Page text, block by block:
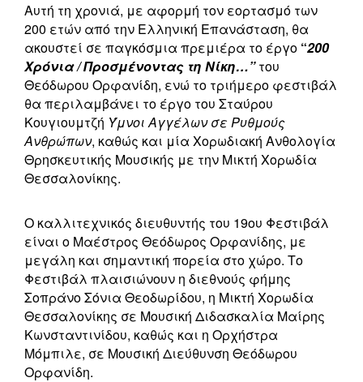
Αυτή τη χρονιά, με αφορμή τον εορτασμό των
200 ετών από την Ελληνική Επανάσταση, θα
ακουστεί σε παγκόσμια πρεμιέρα το έργο “200
Χρόνια / Προσμένοντας τη Νίκη…”του
Θεόδωρου Ορφανίδη, ενώ το τριήμερο φεστιβάλ
θα περιλαμβάνει το έργο του Σταύρου
Κουγιουμτζή Ύμνοι Αγγέλων σε Ρυθμούς
Ανθρώπων, καθώς και μία Χορωδιακή Ανθολογία
Θρησκευτικής Μουσικής με την Μικτή Χορωδία
Θεσσαλονίκης.
Ο καλλιτεχνικός διευθυντής του 19ου Φεστιβάλ
είναι ο Μαέστρος Θεόδωρος Ορφανίδης, με
μεγάλη και σημαντική πορεία στο χώρο. Το
Φεστιβάλ πλαισιώνουν η διεθνούς φήμης
Σοπράνο Σόνια Θεοδωρίδου, η Μικτή Χορωδία
Θεσσαλονίκης σε Μουσική Διδασκαλία Μαίρης
Κωνσταντινίδου, καθώς και η Ορχήστρα
Μόμπιλε, σε Μουσική Διεύθυνση Θεόδωρου
Ορφανίδη.